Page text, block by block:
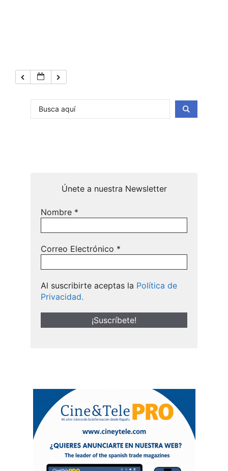
Únete a nuestra Newsletter
Nombre *
Correo Electrónico *
Al suscribirte aceptas la Política de
Privacidad.